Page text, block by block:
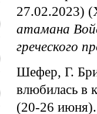
27.02.2023)
атамана
греческого
Шефер, Г.
влюбилась в
(20-26